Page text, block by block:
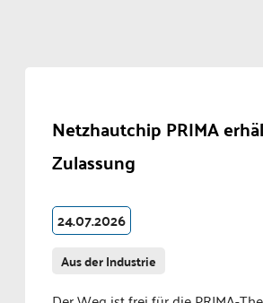
Netzhautchip PRIMA
Zulassung
24.07.2026
Aus der Industrie